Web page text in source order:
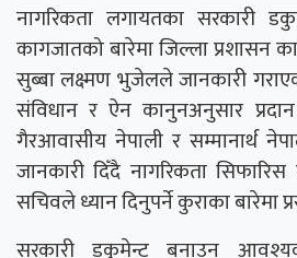
नागरिकता लगायतका सरकारी
कागजातको बारेमा जिल्ला प्रशासन
सुब्बा लक्ष्मण भुजेलले जानकारी
संविधान र ऐन कानुनअनुसार
गैरआवासीय नेपाली र सम्मानार्थ
जानकारी दिँदै नागरिकता सिफारिस
सचिवले ध्यान दिनुपर्ने कुराका बारेमा
सरकारी डकुमेन्ट बनाउन